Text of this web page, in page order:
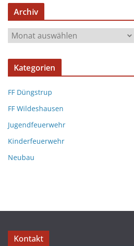
Archiv
Kategorien
FF Düngstrup
FF Wildeshausen
Jugendfeuerwehr
Kinderfeuerwehr
Neubau
Kontakt